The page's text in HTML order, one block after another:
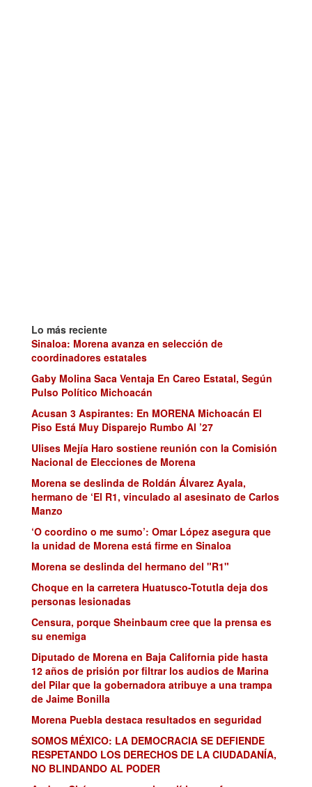
Lo más reciente
Sinaloa: Morena avanza en selección de
coordinadores estatales
Gaby Molina Saca Ventaja En Careo Estatal, Según
Pulso Político Michoacán
Acusan 3 Aspirantes: En MORENA Michoacán El
Piso Está Muy Disparejo Rumbo Al ’27
Ulises Mejía Haro sostiene reunión con la Comisión
Nacional de Elecciones de Morena
Morena se deslinda de Roldán Álvarez Ayala,
hermano de ‘El R1, vinculado al asesinato de Carlos
Manzo
‘O coordino o me sumo’: Omar López asegura que
la unidad de Morena está firme en Sinaloa
Morena se deslinda del hermano del "R1"
Choque en la carretera Huatusco-Totutla deja dos
personas lesionadas
Censura, porque Sheinbaum cree que la prensa es
su enemiga
Diputado de Morena en Baja California pide hasta
12 años de prisión por filtrar los audios de Marina
del Pilar que la gobernadora atribuye a una trampa
de Jaime Bonilla
Morena Puebla destaca resultados en seguridad
SOMOS MÉXICO: LA DEMOCRACIA SE DEFIENDE
RESPETANDO LOS DERECHOS DE LA CIUDADANÍA,
NO BLINDANDO AL PODER